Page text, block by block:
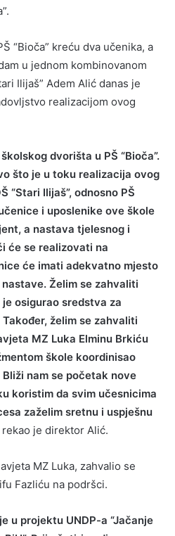
“Bioča” kreću dva učenika, a
u jednom kombinovanom
Ilijaš” Adem Alić danas je
realizacijom ovog
dvorišta u PŠ “Bioča”.
što je u toku realizacija ovog
“Stari Ilijaš”, odnosno PŠ
i uposlenike ove škole
a nastava tjelesnog i
će se realizovati na
će imati adekvatno mjesto
Želim se zahvaliti
osigurao sredstva za
želim se zahvaliti
MZ Luka Elminu Brkiću
škole koordinisao
nam se početak nove
koristim da svim učesnicima
zaželim sretnu i uspješnu
rekao je direktor Alić.
MZ Luka, zahvalio se
Fazliću na podršci.
u projektu UNDP-a “Jačanje